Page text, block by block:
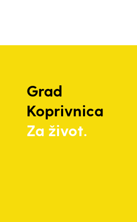
Grad
Koprivnica
Za život.